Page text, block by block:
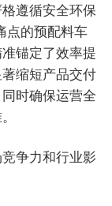
遵循安全环保
点的预配料车
锚定了效率提
缩短产品交付
时确保运营全
争力和行业影